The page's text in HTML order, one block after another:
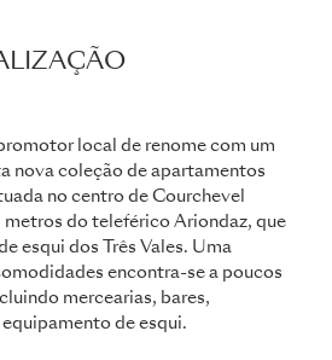
local de renome com um
nova coleção de apartamentos
no centro de Courchevel
metros do teleférico Ariondaz, que
esqui dos Três Vales. Uma
encontra-se a poucos
mercearias, bares,
de esqui.